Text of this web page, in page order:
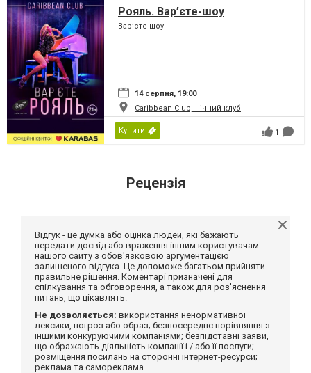
Рояль. Вар’єте-шоу
Вар’єте-шоу
14 серпня, 19:00
Caribbean Club, нічний клуб
Купити 1
Рецензія
Відгук - це думка або оцінка людей, які бажають
передати досвід або враження іншим користувачам
нашого сайту з обов'язковою аргументацією
залишеного відгука. Це допоможе багатьом прийняти
правильне рішення. Коментарі призначені для
спілкування та обговорення, а також для роз'яснення
питань, що цікавлять.
Не дозволяється: використання ненормативної
лексики, погроз або образ; безпосереднє порівняння з
іншими конкуруючими компаніями; безпідставні заяви,
що ображають діяльність компанії і / або її послуги;
розміщення посилань на сторонні інтернет-ресурси;
реклама та самореклама.